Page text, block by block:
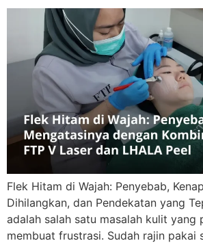
Flek Hitam di Wajah: Penyebab,
Dihilangkan, dan Pendekatan yang
adalah salah satu masalah kulit yang
membuat frustrasi. Sudah rajin pakai